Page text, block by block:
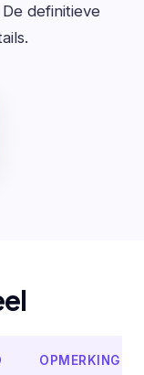
definitieve
OPMERKING